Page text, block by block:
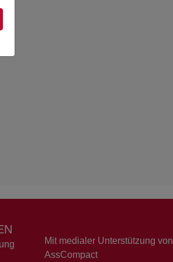
Mit medialer Unterstützung von
AssCompact